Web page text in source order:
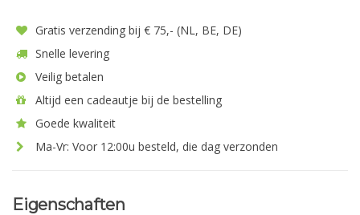
Gratis verzending bij € 75,- (NL, BE, DE)
Snelle levering
Veilig betalen
Altijd een cadeautje bij de bestelling
Goede kwaliteit
Ma-Vr: Voor 12:00u besteld, die dag verzonden
Eigenschaften